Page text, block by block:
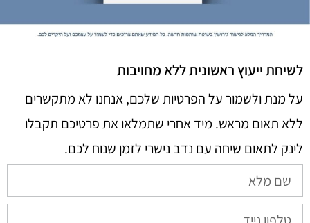
לשיחת ייעוץ ראשונית ללא מחויבות
על מנת ולשמור על הפרטיות שלכם, אנחנו לא מתקשרים
ללא תאום מראש. מיד אחרי שתמלאו את פרטיכם תקבלו
לינק לתאום שיחה עם נדב נישרי לזמן שנוח לכם.​